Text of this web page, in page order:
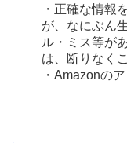
・正確な情報
が、なにぶん
ル・ミス等が
は、断りなく
・Amazonの